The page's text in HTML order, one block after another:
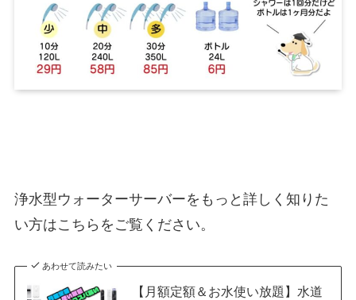
浄水型ウォーターサーバーをもっと詳しく知りた
い方はこちらをご覧ください。
あわせて読みたい
【月額定額＆お水使い放題】水道